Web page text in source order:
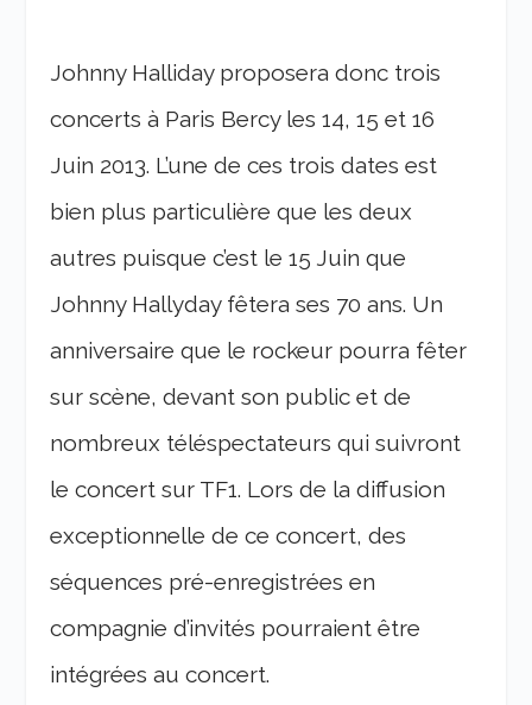
Johnny Halliday proposera donc trois
concerts à Paris Bercy les 14, 15 et 16
Juin 2013. L’une de ces trois dates est
bien plus particulière que les deux
autres puisque c’est le 15 Juin que
Johnny Hallyday fêtera ses 70 ans. Un
anniversaire que le rockeur pourra fêter
sur scène, devant son public et de
nombreux téléspectateurs qui suivront
le concert sur TF1. Lors de la diffusion
exceptionnelle de ce concert, des
séquences pré-enregistrées en
compagnie d’invités pourraient être
intégrées au concert.